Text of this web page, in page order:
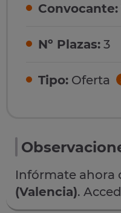
Convocante:
Nº Plazas: 3
Tipo: Oferta
Infórmate ahora
(Valencia).